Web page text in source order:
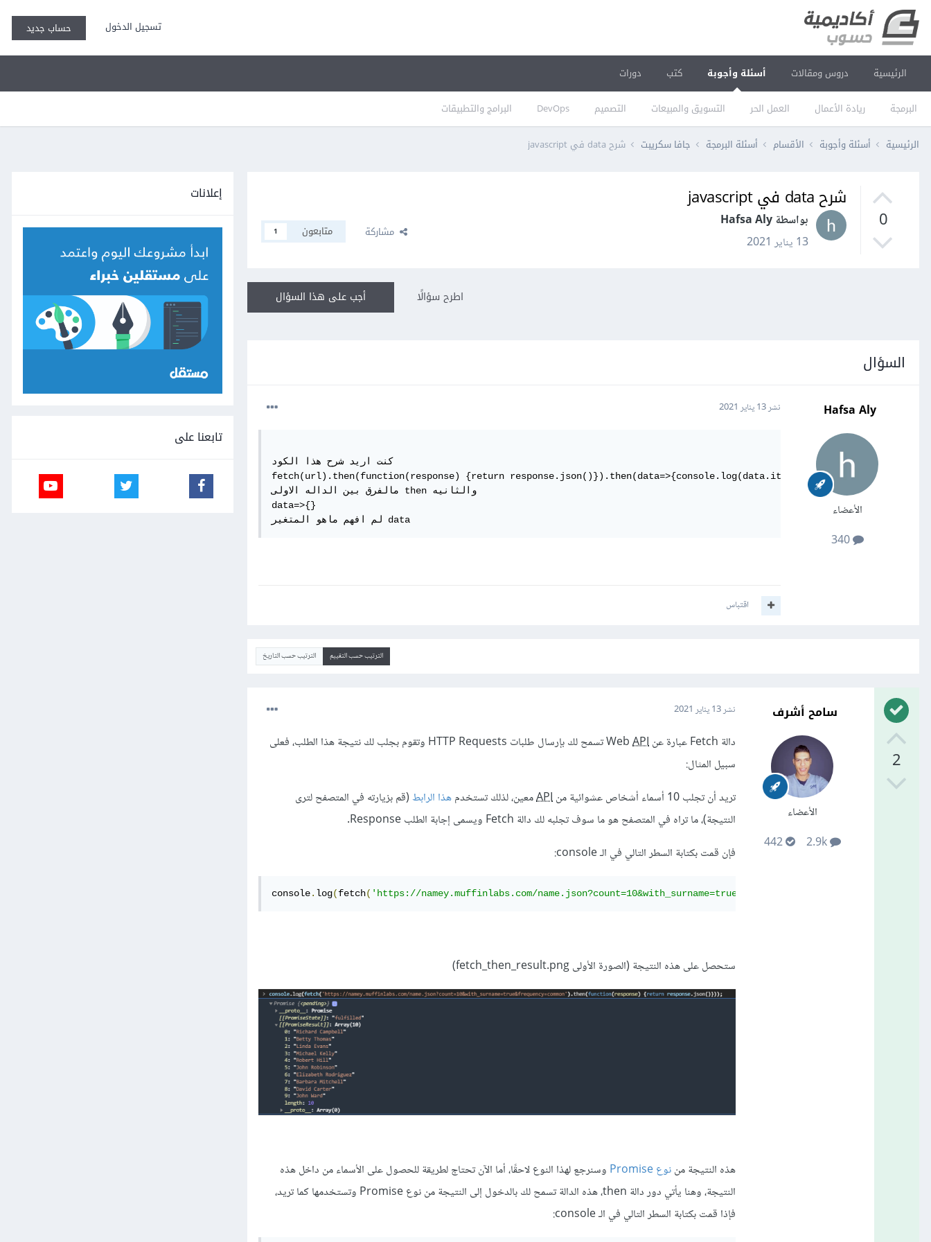
تسجيل الدخول حساب جديد
الرئيسية دروس ومقالات أسئلة وأجوبة
البرمجة ريادة الأعمال العمل الحر التسويق والمبيعات التصميم DevOps البرامج والتطبيقات
كتب دورات
الرئيسية أسئلة وأجوبة الأقسام أسئلة البرمجة جافا سكريبت شرح data في javascript
0
شرح data في javascript
بواسطة Hafsa Aly
13 يناير 2021
مشاركة متابعون 1
أجب على هذا السؤال اطرح سؤالًا
السؤال
Hafsa Aly
الأعضاء
340
نشر13 يناير 2021
كنت اريد شرح هذا الكود
fetch(url).then(function(response) {return response.json()}).then(data=>{console.log(data.items)});
مالفرق بين الداله الاولى then والثانيه
data=>{}
لم افهم ماهو المتغير data
اقتباس
الترتيب حسب التقييم الترتيب حسب التاريخ
2
سامح أشرف
الأعضاء
2.9k
442
نشر13 يناير 2021
دالة Fetch عبارة عن Web API
تسمح لك بإرسال طلبات HTTP Requests وتقوم بجلب لك نتيجة هذا الطلب، فعلى
سبيل المثال:
تريد أن تجلب 10 أسماء أشخاص عشوائية من
APIمعين، لذلك تستخدمهذا الرابط(قم بزيارته في المتصفح لترى
النتيجة)، ما تراه في المتصفح هو ما سوف تجلبه لك دالة Fetch ويسمى إجابة الطلب Response.
فإن قمت بكتابة السطر التالي في الـ console:
console. log(fetch( 'https://namey.muffinlabs.com/name.json?count=10&with_surname=true&frequency=common'
ستحصل على هذه النتيجة (الصورة الأولى fetch_then_result.png)
هذه النتيجة مننوع Promise
وسنرجع لهذا النوع لاحقًا، أما الآن تحتاج لطريقة للحصول على الأسماء من داخل هذه
النتيجة، وهنا يأتي دور دالة then، هذه الدالة تسمح لك بالدخول إلى النتيجة من نوع Promise وتستخدمها كما تريد،
فإذا قمت بكتابة السطر التالي في الـ console:
إعلانات
تابعنا على